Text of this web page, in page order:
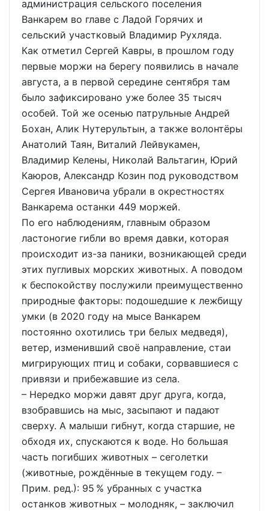
администрация сельского поселения
Ванкарем во главе с Ладой Горячих и
сельский участковый Владимир Рухляда.
Как отметил Сергей Кавры, в прошлом году
первые моржи на берегу появились в начале
августа, а в первой середине сентября там
было зафиксировано уже более 35 тысяч
особей. Той же осенью патрульные Андрей
Бохан, Алик Нутерультын, а также волонтёры
Анатолий Таян, Виталий Лейвукамен,
Владимир Келены, Николай Вальтагин, Юрий
Каюров, Александр Козин под руководством
Сергея Ивановича убрали в окрестностях
Ванкарема останки 449 моржей.
По его наблюдениям, главным образом
ластоногие гибли во время давки, которая
происходит из-за паники, возникающей среди
этих пугливых морских животных. А поводом
к беспокойству послужили преимущественно
природные факторы: подошедшие к лежбищу
умки (в 2020 году на мысе Ванкарем
постоянно охотились три белых медведя),
ветер, изменивший своё направление, стаи
мигрирующих птиц и собаки, сорвавшиеся с
привязи и прибежавшие из села.
– Нередко моржи давят друг друга, когда,
взобравшись на мыс, засыпают и падают
сверху. А малыши гибнут, когда старшие, не
обходя их, спускаются к воде. Но большая
часть погибших животных – сеголетки
(животные, рождённые в текущем году. –
Прим. ред.): 95 % убранных с участка
останков животных – молодняк, – заключил